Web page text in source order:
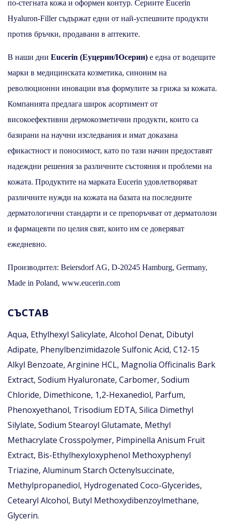
по-стегната кожа и оформен контур. Сериите Eucerin
Hyaluron-Filler съдържат едни от най-успешните продукти
против бръчки, продавани в аптеките.
В наши дни Euсerin (Еуцерин/Юсерин) е една от водещите
марки в медицинската козметика, синоним на
революционни иновации във формулите за грижа за кожата.
Компанията предлага широк асортимент от
високоефективни дермокозметични продукти, които са
базирани на научни изследвания и имат доказана
ефикастност и поносимост, като по тази начин предоставят
надеждни решения за различните състояния и проблеми на
кожата. Продуктите на марката Euсerin удовлетворяват
различните нужди на кожата на базата на последните
дерматологични стандарти и се препоръчват от дерматолози
и фармацевти по целия свят, които им се доверяват
ежедневно.
Производител: Beiersdorf AG, D-20245 Hamburg, Germany,
Made in Poland, www.eucerin.com
СЪСТАВ
Aqua, Ethylhexyl Salicylate, Alcohol Denat, Dibutyl
Adipate, Phenylbenzimidazole Sulfonic Acid, C12-15
Alkyl Benzoate, Arginine HCL, Magnolia Officinalis Bark
Extract, Sodium Hyaluronate, Carbomer, Sodium
Chloride, Dimethicone, 1,2-Hexanediol, Parfum,
Phenoxyethanol, Trisodium EDTA, Silica Dimethyl
Silylate, Sodium Stearoyl Glutamate, Methyl
Methacrylate Crosspolymer, Pimpinella Anisum Fruit
Extract, Bis-Ethylhexyloxyphenol Methoxyphenyl
Triazine, Aluminum Starch Octenylsuccinate,
Methylpropanediol, Hydrogenated Coco-Glycerides,
Cetearyl Alcohol, Butyl Methoxydibenzoylmethanе,
Glycerin.